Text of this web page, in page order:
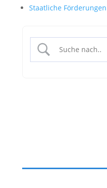
Staatliche